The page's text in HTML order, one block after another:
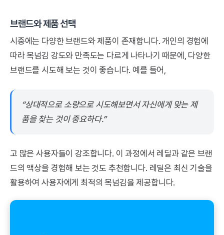
브랜드와 제품 선택
시중에는 다양한 브랜드와 제품이 존재합니다. 개인의 경험에
따라 목넘김 강도와 만족도는 다르게 나타나기 때문에, 다양한
브랜드를 시도해 보는 것이 좋습니다. 예를 들어,
“상대적으로 소량으로 시도해보면서 자신에게 맞는 제
품을 찾는 것이 중요하다.”
고 많은 사용자들이 강조합니다. 이 과정에서 레딜과 같은 브랜
드의 액상을 경험해 보는 것도 추천합니다. 레딜은 최신 기술을
활용하여 사용자에게 최적의 목넘김을 제공합니다.